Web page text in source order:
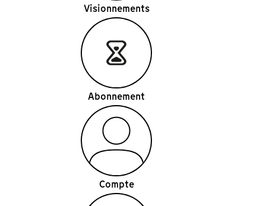
Visionnements
Abonnement
Compte